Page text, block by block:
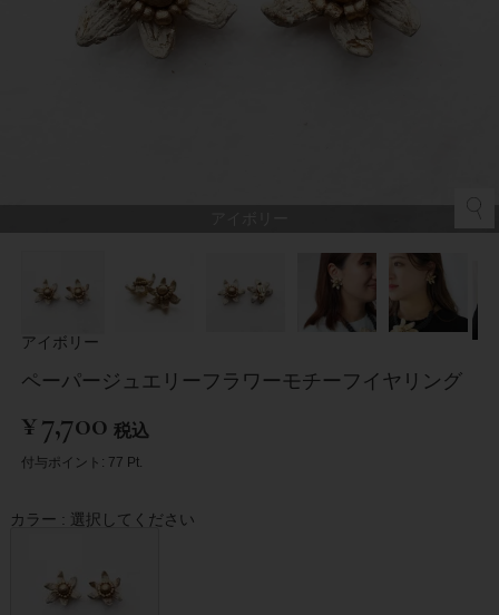
アイボリー
ペーパージュエリーフラワーモチーフイヤリング
¥7,700 税込
付与ポイント: 77 Pt.
カラー 選択してください